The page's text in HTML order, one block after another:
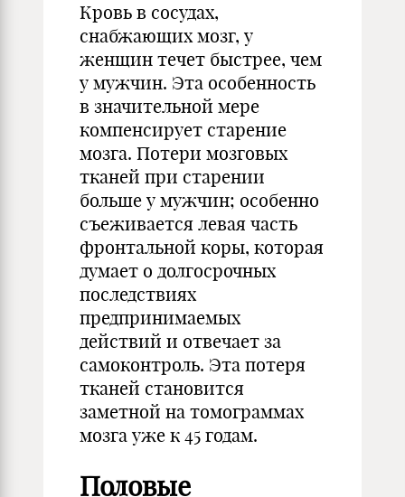
Кровь в сосудах,
снабжающих мозг, у
женщин течет быстрее, чем
у мужчин. Эта особенность
в значительной мере
компенсирует старение
мозга. Потери мозговых
тканей при старении
больше у мужчин; особенно
съеживается левая часть
фронтальной коры, которая
думает о долгосрочных
последствиях
предпринимаемых
действий и отвечает за
самоконтроль. Эта потеря
тканей становится
заметной на томограммах
мозга уже к 45 годам.
Половые